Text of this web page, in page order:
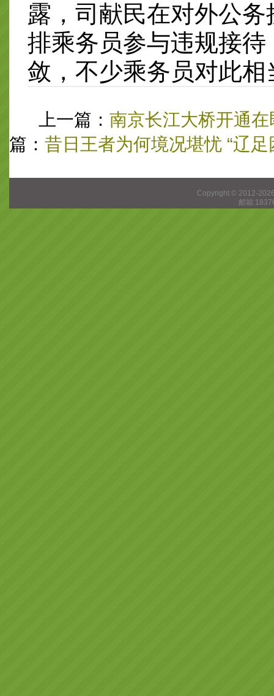
露，司献民在对外公
排乘务员参与违规接
敛，不少乘务员对此相
上一篇： 南京长江大桥开通
篇： 昔日王者为何境况堪忧 “辽
Copyright © 2012-
邮箱